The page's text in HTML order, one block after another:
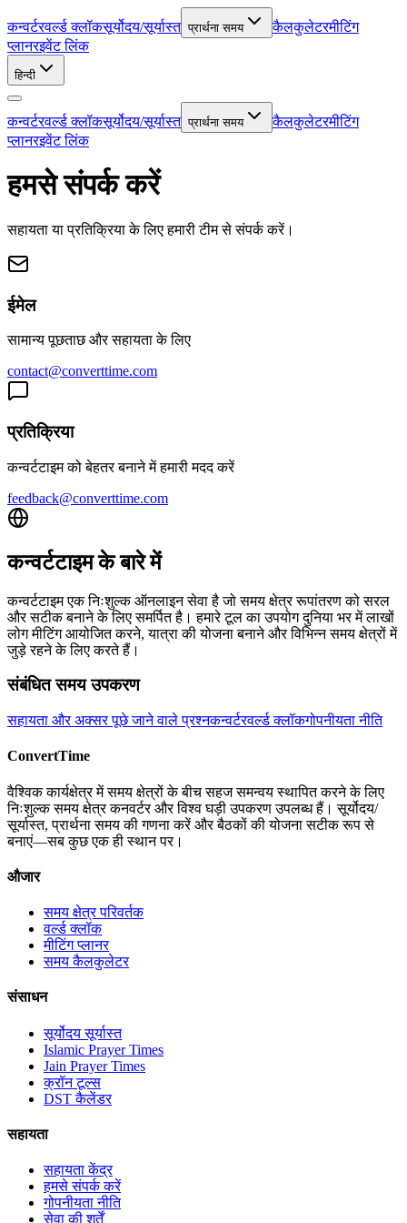
कन्वर्टरवर्ल्ड क्लॉकसूर्योदय/सूर्यास्त प्रार्थना समय कैलकुलेटरमीटिंग
प्लानरइवेंट लिंक
हिन्दी
कन्वर्टरवर्ल्ड क्लॉकसूर्योदय/सूर्यास्त प्रार्थना समय कैलकुलेटरमीटिंग
प्लानरइवेंट लिंक
हमसे संपर्क करें
सहायता या प्रतिक्रिया के लिए हमारी टीम से संपर्क करें।
ईमेल
सामान्य पूछताछ और सहायता के लिए
contact@converttime.com
प्रतिक्रिया
कन्वर्टटाइम को बेहतर बनाने में हमारी मदद करें
feedback@converttime.com
कन्वर्टटाइम के बारे में
कन्वर्टटाइम एक निःशुल्क ऑनलाइन सेवा है जो समय क्षेत्र रूपांतरण को सरल
और सटीक बनाने के लिए समर्पित है। हमारे टूल का उपयोग दुनिया भर में लाखों
लोग मीटिंग आयोजित करने, यात्रा की योजना बनाने और विभिन्न समय क्षेत्रों में
जुड़े रहने के लिए करते हैं।
संबंधित समय उपकरण
सहायता और अक्सर पूछे जाने वाले प्रश्नकन्वर्टरवर्ल्ड क्लॉकगोपनीयता नीति
ConvertTime
वैश्विक कार्यक्षेत्र में समय क्षेत्रों के बीच सहज समन्वय स्थापित करने के लिए
निःशुल्क समय क्षेत्र कनवर्टर और विश्व घड़ी उपकरण उपलब्ध हैं। सूर्योदय/
सूर्यास्त, प्रार्थना समय की गणना करें और बैठकों की योजना सटीक रूप से
बनाएं—सब कुछ एक ही स्थान पर।
औजार
समय क्षेत्र परिवर्तक
वर्ल्ड क्लॉक
मीटिंग प्लानर
समय कैलकुलेटर
संसाधन
सूर्योदय सूर्यास्त
Islamic Prayer Times
Jain Prayer Times
क्रॉन टूल्स
DST कैलेंडर
सहायता
सहायता केंद्र
हमसे संपर्क करें
गोपनीयता नीति
सेवा की शर्तें